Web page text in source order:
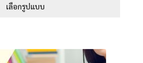
เลือกรูปแบบ